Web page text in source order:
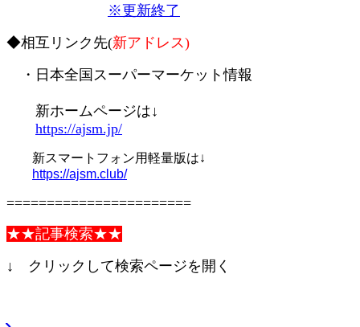
※更新終了
◆相互リンク先(新アドレス)
・日本全国スーパーマーケット情報
新ホームページは↓
https://ajsm.jp/
新スマートフォン用軽量版は↓
https://ajsm.club/
=======================
★★記事検索★★
↓ クリックして検索ページを開く